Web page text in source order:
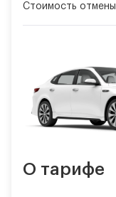
Стоимость отмены
О тарифе